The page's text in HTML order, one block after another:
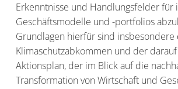
Erkenntnisse und Handlungsfelder für
Geschäftsmodelle und -portfolios
Grundlagen hierfür sind insbesondere
Klimaschutzabkommen und der
Aktionsplan, der im Blick auf die
Transformation von Wirtschaft und